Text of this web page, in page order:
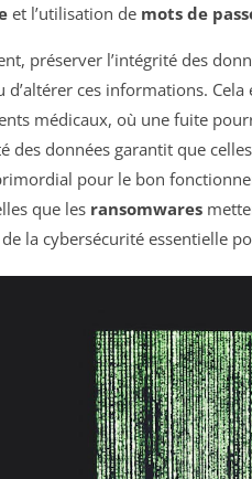
et l’utilisation de mots de
préserver l’intégrité des
d’altérer ces informations.
médicaux, où une fuite
des données garantit que
pour le bon
que les ransomwares
la cybersécurité essentielle